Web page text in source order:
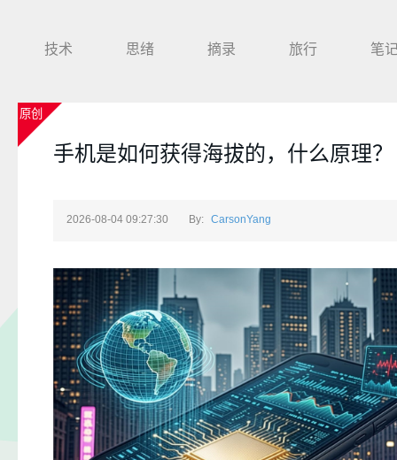
技术 思绪 摘录 旅行 笔
原创
手机是如何获得海拔的，什么原理？
2026-08-04 09:27:30 By: CarsonYang